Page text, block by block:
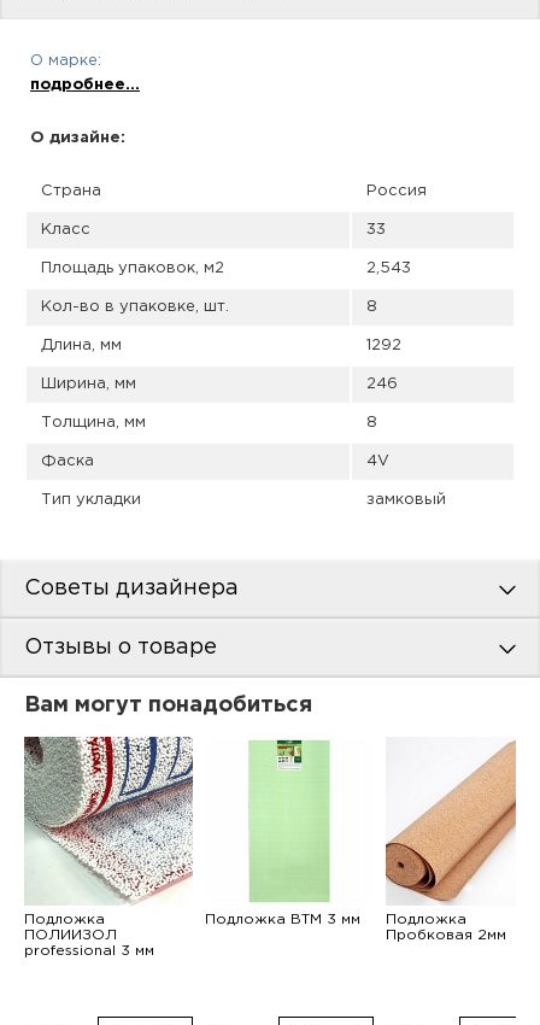
О марке:
подробнее...
О дизайне:
Страна Россия
Класс 33
Площадь упаковок, м2 2,543
Кол-во в упаковке, шт. 8
Длина, мм 1292
Ширина, мм 246
Толщина, мм 8
Фаска 4V
Тип укладки замковый
Советы дизайнера
Отзывы о товаре
Вам могут понадобиться
Подложка
ПОЛИИЗОЛ
professional 3 мм
Подложка ВТМ 3 мм
Подложка
Пробковая 2мм